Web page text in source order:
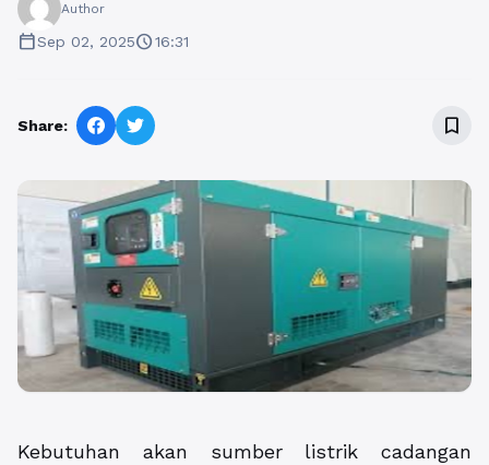
Author
calendar_todaySep 02, 2025schedule16:31
Share: bookmark_border
Kebutuhan akan sumber listrik cadangan